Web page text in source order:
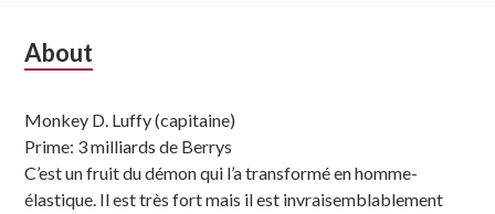
Subsidiary
About
Monkey D. Luffy (capitaine)
Prime: 3 milliards de Berrys
C’est un fruit du démon qui l’a transformé en homme-
élastique. Il est très fort mais il est invraisemblablement